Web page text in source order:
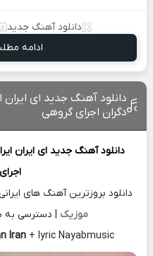
دانلود آهنگ جدید
ادامه
دانلود آهنگ جدید ای
دگران اجرای گروهی
دانلود آهنگ جدید ای ایران
دانلود بروزترین آهنگ های
موزیک | دسترسی به
Iran+ lyric Nayabmusic